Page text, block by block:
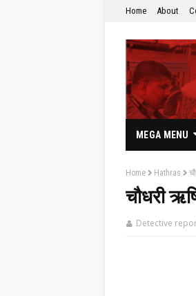
Home About
MEGA MENU
Home Hathras
चौधरी
Detective